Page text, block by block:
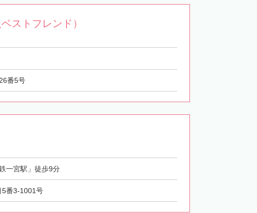
ストフレンド）
番5号
一宮駅」徒歩9分
5番3-1001号